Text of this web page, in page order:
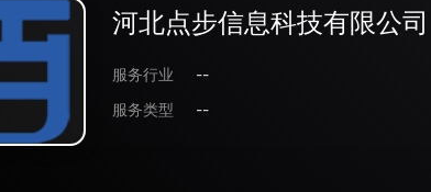
河北点步信息科技有限公司
服务行业
--
服务类型
--